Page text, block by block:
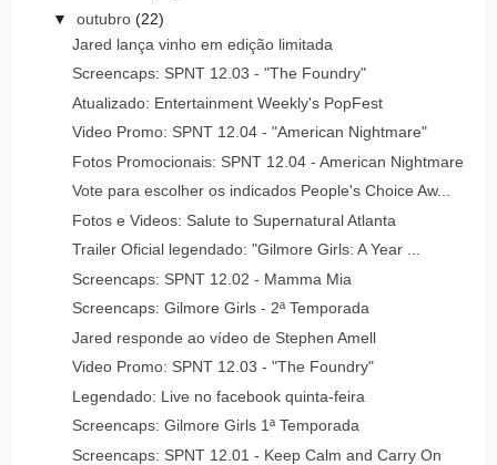
▼ outubro (22)
Jared lança vinho em edição limitada
Screencaps: SPNT 12.03 - "The Foundry"
Atualizado: Entertainment Weekly's PopFest
Video Promo: SPNT 12.04 - "American Nightmare"
Fotos Promocionais: SPNT 12.04 - American Nightmare
Vote para escolher os indicados People's Choice Aw...
Fotos e Videos: Salute to Supernatural Atlanta
Trailer Oficial legendado: "Gilmore Girls: A Year ...
Screencaps: SPNT 12.02 - Mamma Mia
Screencaps: Gilmore Girls - 2ª Temporada
Jared responde ao vídeo de Stephen Amell
Video Promo: SPNT 12.03 - "The Foundry"
Legendado: Live no facebook quinta-feira
Screencaps: Gilmore Girls 1ª Temporada
Screencaps: SPNT 12.01 - Keep Calm and Carry On